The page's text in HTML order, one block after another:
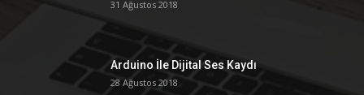
31 Ağustos 2018
Arduino İle Dijital Ses Kaydı
28 Ağustos 2018